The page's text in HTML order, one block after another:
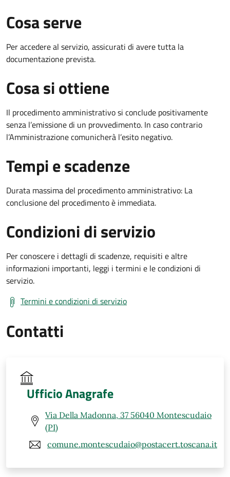
Cosa serve
Per accedere al servizio, assicurati di avere tutta la
documentazione prevista.
Cosa si ottiene
Il procedimento amministrativo si conclude positivamente
senza l’emissione di un provvedimento. In caso contrario
l’Amministrazione comunicherà l’esito negativo.
Tempi e scadenze
Durata massima del procedimento amministrativo: La
conclusione del procedimento è immediata.
Condizioni di servizio
Per conoscere i dettagli di scadenze, requisiti e altre
informazioni importanti, leggi i termini e le condizioni di
servizio.
Termini e condizioni di servizio
Contatti
Ufficio Anagrafe
Via Della Madonna, 37 56040 Montescudaio
(PI)
comune.montescudaio@postacert.toscana.it